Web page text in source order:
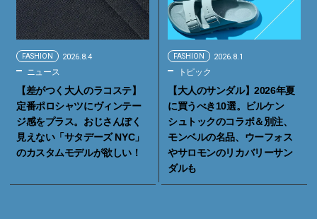
FASHION 2026.8.4
ニュース
【差がつく大人のラコステ】
定番ポロシャツにヴィンテー
ジ感をプラス。おじさんぽく
見えない「サタデーズ NYC」
のカスタムモデルが欲しい！
FASHION 2026.8.1
トピック
【大人のサンダル】2026年夏
に買うべき10選。ビルケン
シュトックのコラボ＆別注、
モンベルの名品、ウーフォス
やサロモンのリカバリーサン
ダルも